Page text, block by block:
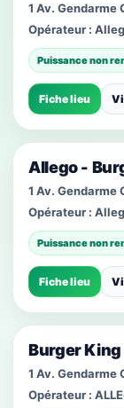
1 Av.
Opérateur :
Puissance non
Fiche lieu
Allego -
1 Av. Gendarme
Opérateur :
Puissance non
Fiche lieu
Burger
1 Av.
Opérateur :